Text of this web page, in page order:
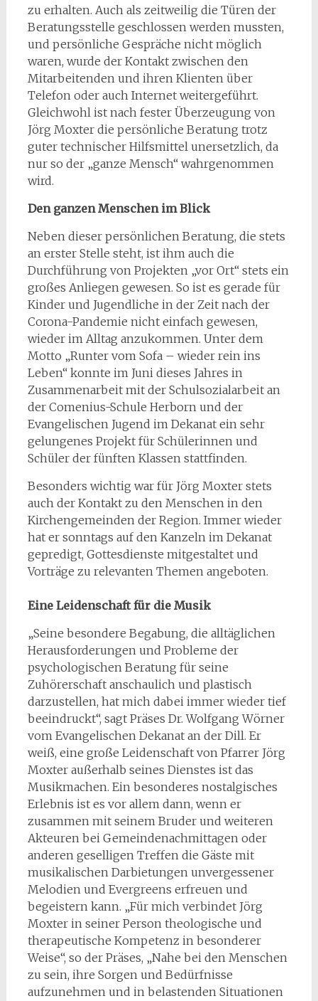
zu erhalten. Auch als zeitweilig die Türen der
Beratungsstelle geschlossen werden mussten,
und persönliche Gespräche nicht möglich
waren, wurde der Kontakt zwischen den
Mitarbeitenden und ihren Klienten über
Telefon oder auch Internet weitergeführt.
Gleichwohl ist nach fester Überzeugung von
Jörg Moxter die persönliche Beratung trotz
guter technischer Hilfsmittel unersetzlich, da
nur so der „ganze Mensch“ wahrgenommen
wird.
Den ganzen Menschen im Blick
Neben dieser persönlichen Beratung, die stets
an erster Stelle steht, ist ihm auch die
Durchführung von Projekten „vor Ort“ stets ein
großes Anliegen gewesen. So ist es gerade für
Kinder und Jugendliche in der Zeit nach der
Corona-Pandemie nicht einfach gewesen,
wieder im Alltag anzukommen. Unter dem
Motto „Runter vom Sofa – wieder rein ins
Leben“ konnte im Juni dieses Jahres in
Zusammenarbeit mit der Schulsozialarbeit an
der Comenius-Schule Herborn und der
Evangelischen Jugend im Dekanat ein sehr
gelungenes Projekt für Schülerinnen und
Schüler der fünften Klassen stattfinden.
Besonders wichtig war für Jörg Moxter stets
auch der Kontakt zu den Menschen in den
Kirchengemeinden der Region. Immer wieder
hat er sonntags auf den Kanzeln im Dekanat
gepredigt, Gottesdienste mitgestaltet und
Vorträge zu relevanten Themen angeboten.
Eine Leidenschaft für die Musik
„Seine besondere Begabung, die alltäglichen
Herausforderungen und Probleme der
psychologischen Beratung für seine
Zuhörerschaft anschaulich und plastisch
darzustellen, hat mich dabei immer wieder tief
beeindruckt“, sagt Präses Dr. Wolfgang Wörner
vom Evangelischen Dekanat an der Dill. Er
weiß, eine große Leidenschaft von Pfarrer Jörg
Moxter außerhalb seines Dienstes ist das
Musikmachen. Ein besonderes nostalgisches
Erlebnis ist es vor allem dann, wenn er
zusammen mit seinem Bruder und weiteren
Akteuren bei Gemeindenachmittagen oder
anderen geselligen Treffen die Gäste mit
musikalischen Darbietungen unvergessener
Melodien und Evergreens erfreuen und
begeistern kann. „Für mich verbindet Jörg
Moxter in seiner Person theologische und
therapeutische Kompetenz in besonderer
Weise“, so der Präses, „Nahe bei den Menschen
zu sein, ihre Sorgen und Bedürfnisse
aufzunehmen und in belastenden Situationen